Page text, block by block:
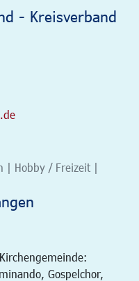
- Kreisverband
| Hobby / Freizeit |
Gospelchor,